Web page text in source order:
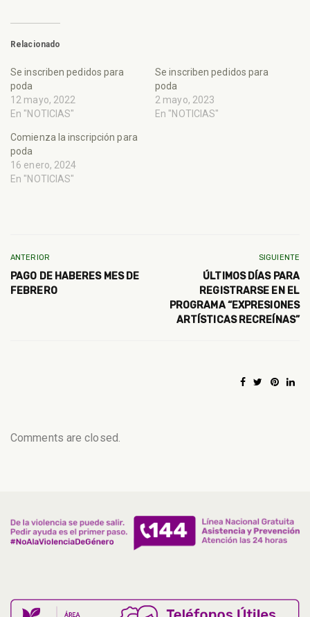
Relacionado
Se inscriben pedidos para
poda
12 mayo, 2022
En "NOTICIAS"
Se inscriben pedidos para
poda
2 mayo, 2023
En "NOTICIAS"
Comienza la inscripción para
poda
16 enero, 2024
En "NOTICIAS"
ANTERIOR
PAGO DE HABERES MES DE
FEBRERO
SIGUIENTE
ÚLTIMOS DÍAS PARA
REGISTRARSE EN EL
PROGRAMA “EXPRESIONES
ARTÍSTICAS RECREÍNAS”
Comments are closed.